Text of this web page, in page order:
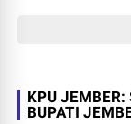
KPU JEMBER:
BUPATI